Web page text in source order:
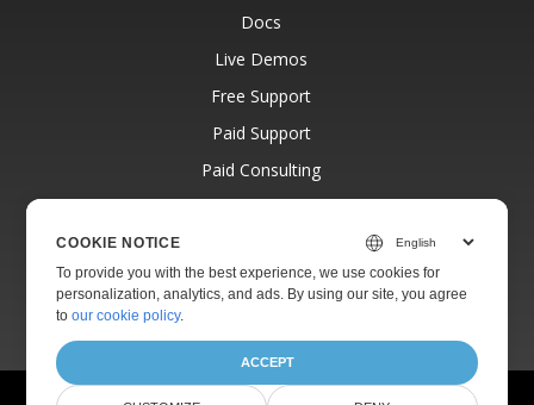
Docs
Live Demos
Free Support
Paid Support
Paid Consulting
Blog
About
© Aspose Pty Ltd 2001-2026. All Rights Reserved.
COOKIE NOTICE
To provide you with the best experience, we use cookies for
personalization, analytics, and ads. By using our site, you agree
toour cookie policy.
ACCEPT